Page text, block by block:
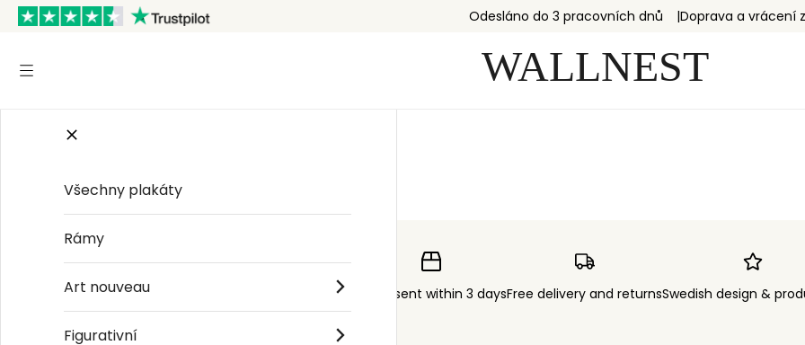
Odesláno do 3 pracovních dnů Doprava a vrácení
Order sent within 3 daysFree delivery and returnsSwedish design &
Všechny plakáty
Rámy
Art nouveau
Figurativní